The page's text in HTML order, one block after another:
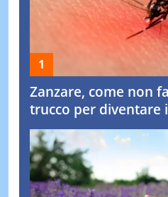
Zanzare, come non
trucco per diventare